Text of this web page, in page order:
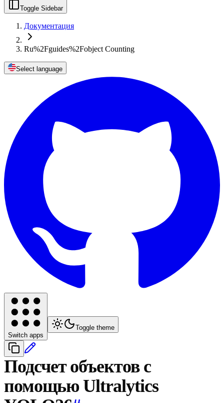
Toggle Sidebar
Документация
Ru%2Fguides%2Fobject Counting
Select language
Switch apps
Toggle theme
Подсчет объектов с
помощью Ultralytics